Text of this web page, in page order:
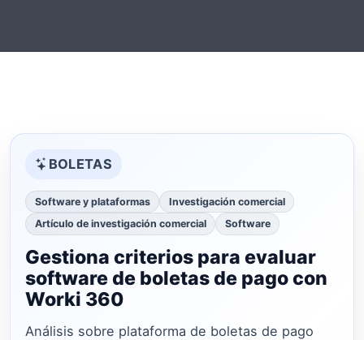
BOLETAS
Software y plataformas
Investigación comercial
Artículo de investigación comercial
Software
Gestiona criterios para evaluar
software de boletas de pago con
Worki 360
Análisis sobre plataforma de boletas de pago